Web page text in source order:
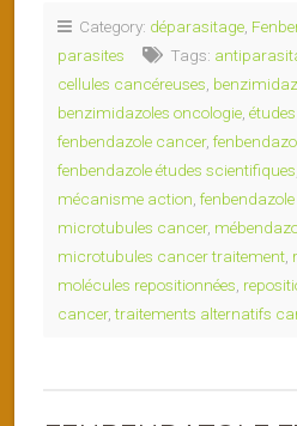
Category: déparasitage
parasites
Tags:
cellules cancéreuses
benzimidazoles oncologie
fenbendazole cancer,
fenbendazole études scientifiques
mécanisme action
microtubules cancer,
microtubules cancer traitement
molécules repositionnées
cancer,traitements alternatifs